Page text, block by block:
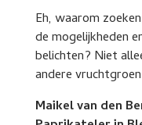
Eh, waarom
de mogelijkheden
belichten? Niet
andere
Maikel van den